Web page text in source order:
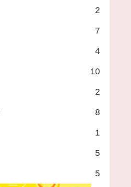
2
7
4
10
2
8
1
5
5